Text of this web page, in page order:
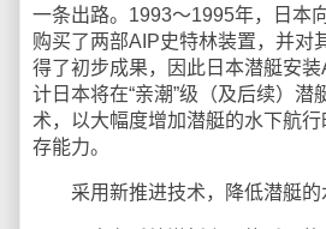
一条出路。1993～1995年，日本
购买了两部AIP史特林装置，并对
得了初步成果，因此日本潜艇安
计日本将在“亲潮”级（及后续）潜
术，以大幅度增加潜艇的水下航
存能力。
采用新推进技术，降低潜艇的